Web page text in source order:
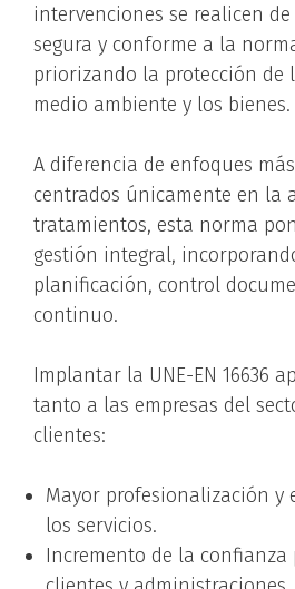
intervenciones se realicen
segura y conforme a la
priorizando la protección de
medio ambiente y los bienes.
A diferencia de enfoques
centrados únicamente en la
tratamientos, esta norma
gestión integral,
planificación, control
continuo.
Implantar la UNE-EN 16636
tanto a las empresas del
clientes:
Mayor profesionalización y
los servicios.
Incremento de la confianza